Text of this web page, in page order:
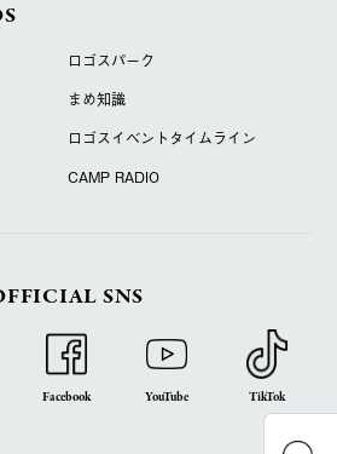
ロゴスパーク
まめ知識
ロゴスイベントタイムライン
CAMP RADIO
SNS
Facebook YouTube TikTok